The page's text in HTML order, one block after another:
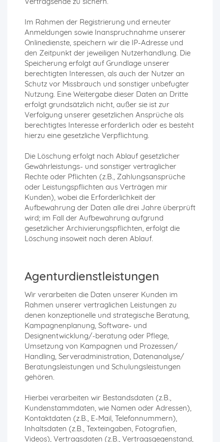
Im Rahmen der Registrierung und erneuter
Anmeldungen sowie Inanspruchnahme unserer
Onlinedienste, speichern wir die IP-Adresse und
den Zeitpunkt der jeweiligen Nutzerhandlung. Die
Speicherung erfolgt auf Grundlage unserer
berechtigten Interessen, als auch der Nutzer an
Schutz vor Missbrauch und sonstiger unbefugter
Nutzung. Eine Weitergabe dieser Daten an Dritte
erfolgt grundsätzlich nicht, außer sie ist zur
Verfolgung unserer gesetzlichen Ansprüche als
berechtigtes Interesse erforderlich oder es besteht
hierzu eine gesetzliche Verpflichtung.
Die Löschung erfolgt nach Ablauf gesetzlicher
Gewährleistungs- und sonstiger vertraglicher
Rechte oder Pflichten (z.B., Zahlungsansprüche
oder Leistungspflichten aus Verträgen mir
Kunden), wobei die Erforderlichkeit der
Aufbewahrung der Daten alle drei Jahre überprüft
wird; im Fall der Aufbewahrung aufgrund
gesetzlicher Archivierungspflichten, erfolgt die
Löschung insoweit nach deren Ablauf.
Agenturdienstleistungen
Wir verarbeiten die Daten unserer Kunden im
Rahmen unserer vertraglichen Leistungen zu
denen konzeptionelle und strategische Beratung,
Kampagnenplanung, Software- und
Designentwicklung/-beratung oder Pflege,
Umsetzung von Kampagnen und Prozessen/
Handling, Serveradministration, Datenanalyse/
Beratungsleistungen und Schulungsleistungen
gehören.
Hierbei verarbeiten wir Bestandsdaten (z.B.,
Kundenstammdaten, wie Namen oder Adressen),
Kontaktdaten (z.B., E-Mail, Telefonnummern),
Inhaltsdaten (z.B., Texteingaben, Fotografien,
Videos), Vertragsdaten (z.B., Vertragsgegenstand,